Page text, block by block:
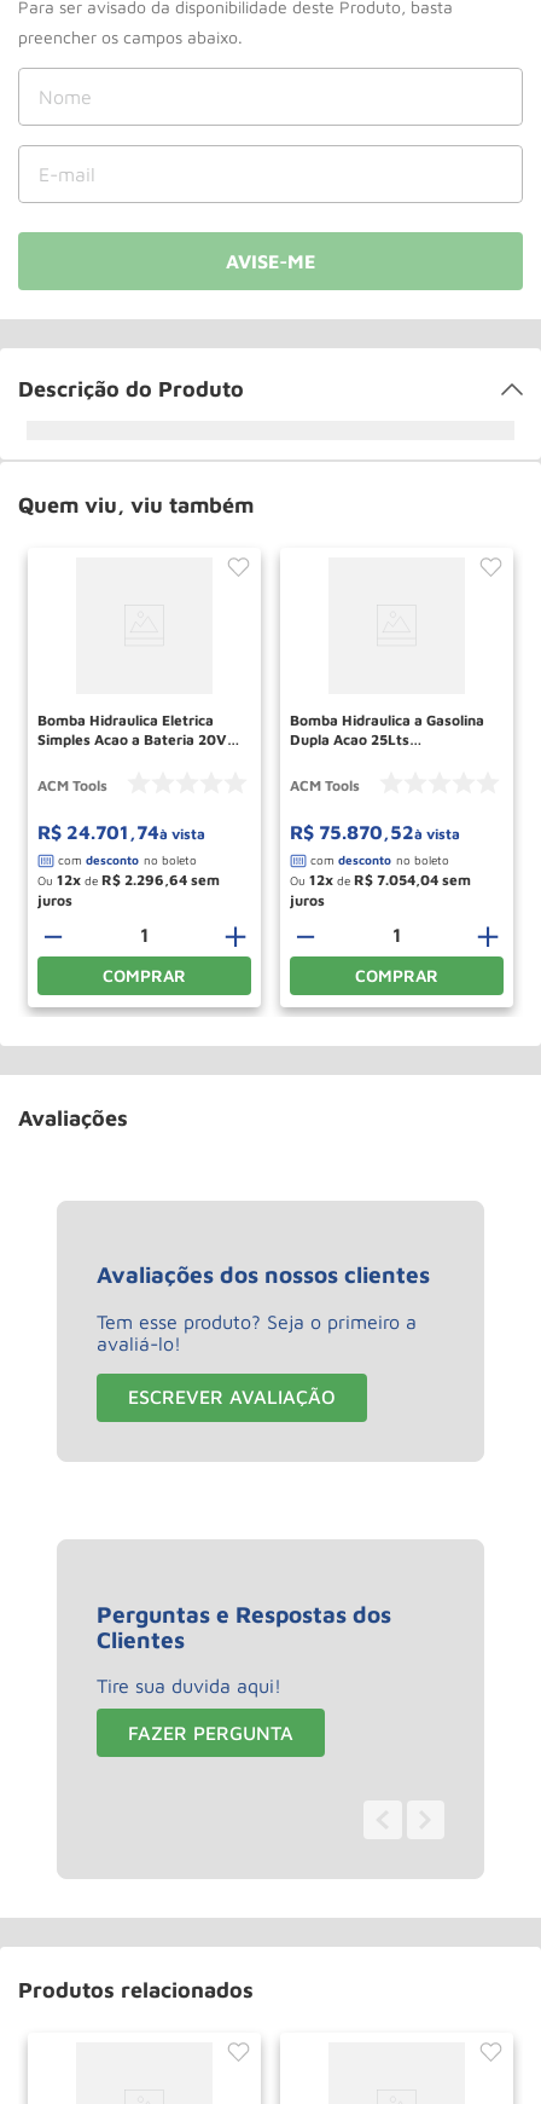
Descrição do Produto
Quem viu, viu também
Bomba Hidraulica Eletrica
Simples Acao a Bateria 20V
ACM TOOLS
ACM Tools
R$ 24.701 74à vista
Ou 12 de R$ 2.296 64
＋
－
COMPRAR
Bomba Hidraulica a Gasolina
Dupla Acao 25Lts
ACM Tools
R$ 75.870 52à vista
Ou 12 de R$ 7.054 04
＋
－
COMPRAR
Avaliações
Avaliações dos nossos clientes
Tem esse produto? Seja o primeiro a
avaliá-lo!
ESCREVER AVALIAÇÃO
Perguntas e Respostas dos
Clientes
Tire sua duvida aqui!
FAZER PERGUNTA
Produtos relacionados
10 º Roda